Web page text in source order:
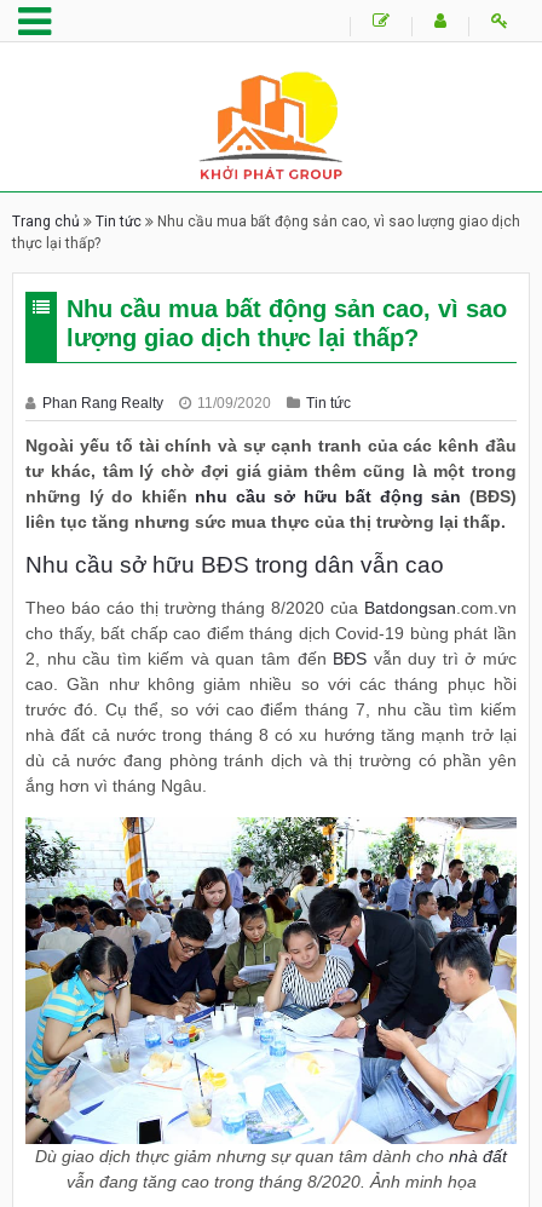
Trang chủ Tin tức
Nhu cầu mua bất động sản cao, vì sao lượng giao dịch
thực lại thấp?
Nhu cầu mua bất động sản cao, vì sao
lượng giao dịch thực lại thấp?
Phan Rang Realty 11/09/2020 Tin tức
Ngoài yếu tố tài chính và sự cạnh tranh của các kênh đầu
tư khác, tâm lý chờ đợi giá giảm thêm cũng là một trong
những lý do khiến nhu cầu sở hữu bất động sản (BĐS)
liên tục tăng nhưng sức mua thực của thị trường lại thấp.
Nhu cầu sở hữu BĐS trong dân vẫn cao
Theo báo cáo thị trường tháng 8/2020 của Batdongsan .com.vn
cho thấy, bất chấp cao điểm tháng dịch Covid-19 bùng phát lần
2, nhu cầu tìm kiếm và quan tâm đến BĐS vẫn duy trì ở mức
cao. Gần như không giảm nhiều so với các tháng phục hồi
trước đó. Cụ thể, so với cao điểm tháng 7, nhu cầu tìm kiếm
nhà đất cả nước trong tháng 8 có xu hướng tăng mạnh trở lại
dù cả nước đang phòng tránh dịch và thị trường có phần yên
ắng hơn vì tháng Ngâu.
Dù giao dịch thực giảm nhưng sự quan tâm dành cho nhà đất
vẫn đang tăng cao trong tháng 8/2020. Ảnh minh họa